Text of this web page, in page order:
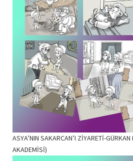
ASYA’NIN SAKARCAN’I ZİYARETİ-
AKADEMİSİ)